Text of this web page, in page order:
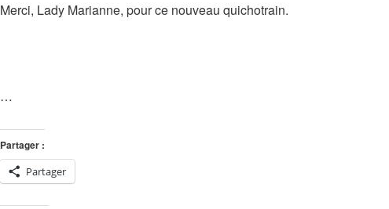
Merci, Lady Marianne, pour ce nouveau quichotrain.
…
Partager :
Partager